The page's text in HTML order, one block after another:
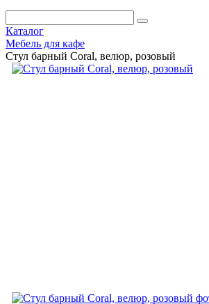
Каталог
Мебель для кафе
Стул барный Coral, велюр, розовый